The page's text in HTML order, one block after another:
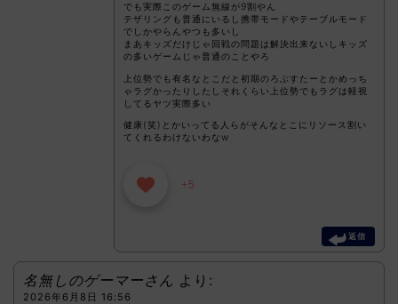
でも実際このゲーム無線が9割やん
テザリングも普通にいるし携帯モードやテーブルモード
でしかやらんやつも多いし
まあキッズだけじゃ回戦の問題は解決出来ないしキッズ
の多いゲームじゃ普通のことやろ
上位勢でも有名なとこだと初期のろぶすたーとかめっち
ゃラグかったりしたしそれくらい上位勢でもラグは軽視
してるヤツ実際多い
健康(笑)とかいってる人らがそんなとこにリソース割い
てくれるわけないわなw
+5
返信
名無しのゲーマーさん より:
2026年6月8日 16:56